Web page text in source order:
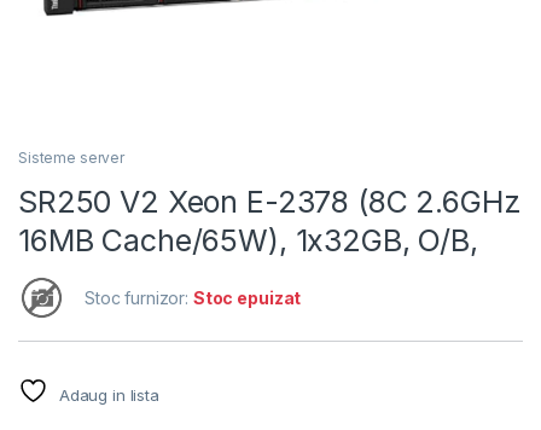
Sisteme server
SR250 V2 Xeon E-2378 (8C 2.6GHz
16MB Cache/65W), 1x32GB, O/B,
Stoc furnizor: Stoc epuizat
Adaug in lista